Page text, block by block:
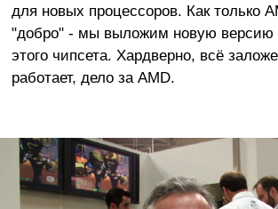
для новых процессоров. Как только
"добро" - мы выложим новую версию
этого чипсета. Хардверно, всё
работает, дело за AMD.